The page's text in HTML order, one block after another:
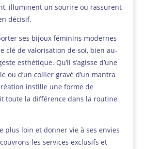
illuminent un sourire ou rassurent
décisif.
ses bijoux féminins modernes
clé de valorisation de soi, bien au-
esthétique. Qu’il s’agisse d’une
ou d’un collier gravé d’un mantra
instille une forme de
toute la différence dans la routine
plus loin et donner vie à ses envies
les services exclusifs et